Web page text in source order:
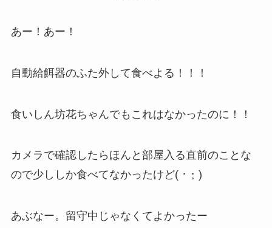
あー！あー！
自動給餌器のふた外して食べよる！！！
食いしん坊花ちゃんでもこれはなかったのに！！
カメラで確認したらほんと部屋入る直前のことな
ので少ししか食べてなかったけど( ･ ･̥ )
あぶなー。留守中じゃなくてよかったー